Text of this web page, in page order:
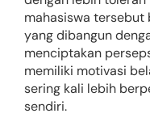
mahasiswa tersebut
yang dibangun
menciptakan
memiliki motivasi
sering kali lebih
sendiri.